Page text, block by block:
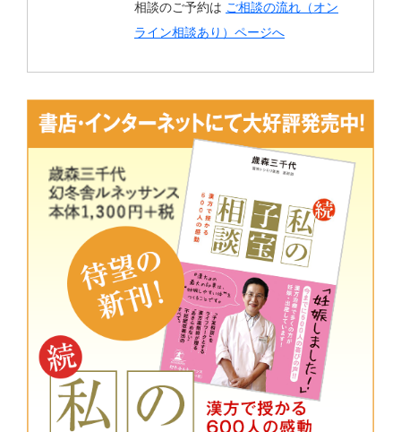
相談のご予約は ご相談の流れ（オン
ライン相談あり）ページへ